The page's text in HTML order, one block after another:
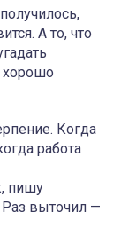
А то, что
хорошо
Когда
работа
пишу
выточил —